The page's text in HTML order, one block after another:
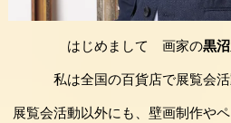
はじめまして 画家の黒
私は全国の百貨店で展覧会活
展覧会活動以外にも、壁画制作や